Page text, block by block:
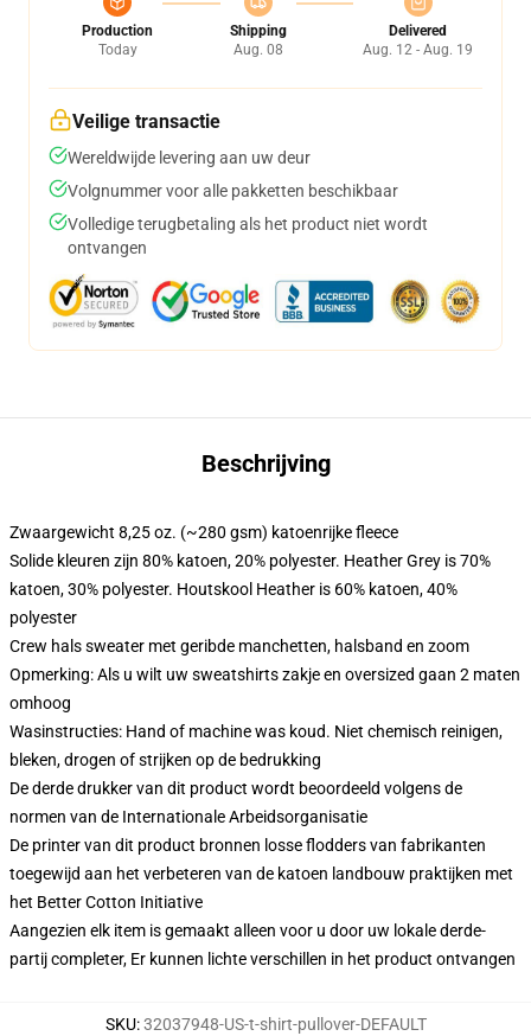
Production
Today
Shipping
Aug. 08
Delivered
Aug. 12 - Aug. 19
Veilige transactie
Wereldwijde levering aan uw deur
Volgnummer voor alle pakketten beschikbaar
Volledige terugbetaling als het product niet wordt
ontvangen
Beschrijving
Zwaargewicht 8,25 oz. (~280 gsm) katoenrijke fleece
Solide kleuren zijn 80% katoen, 20% polyester. Heather Grey is 70%
katoen, 30% polyester. Houtskool Heather is 60% katoen, 40%
polyester
Crew hals sweater met geribde manchetten, halsband en zoom
Opmerking: Als u wilt uw sweatshirts zakje en oversized gaan 2 maten
omhoog
Wasinstructies: Hand of machine was koud. Niet chemisch reinigen,
bleken, drogen of strijken op de bedrukking
De derde drukker van dit product wordt beoordeeld volgens de
normen van de Internationale Arbeidsorganisatie
De printer van dit product bronnen losse flodders van fabrikanten
toegewijd aan het verbeteren van de katoen landbouw praktijken met
het Better Cotton Initiative
Aangezien elk item is gemaakt alleen voor u door uw lokale derde-
partij completer, Er kunnen lichte verschillen in het product ontvangen
SKU:32037948-US-t-shirt-pullover-DEFAULT